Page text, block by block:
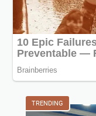
TRENDING